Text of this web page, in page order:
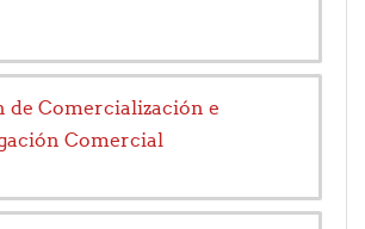
de Comercialización e
Comercial